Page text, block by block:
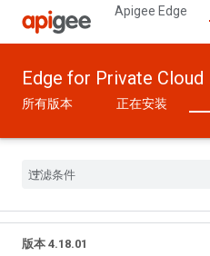
Apigee Edge
Edge for Private Cloud
所有版本 正在安装
版本 4.18.01